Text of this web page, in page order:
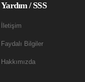
Yardım / SSS
İletişim
Faydalı Bilgiler
Hakkımızda